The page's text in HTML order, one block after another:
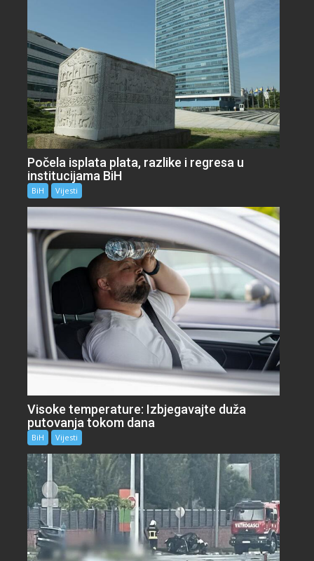
Počela isplata plata, razlike i regresa u
institucijama BiH
BiH Vijesti
Visoke temperature: Izbjegavajte duža
putovanja tokom dana
BiH Vijesti